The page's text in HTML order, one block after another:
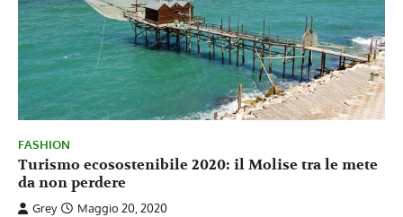
FASHION
Turismo ecosostenibile 2020: il Molise tra le mete
da non perdere
Grey
Maggio 20, 2020